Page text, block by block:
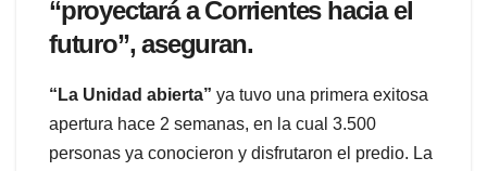
“proyectará a Corrientes hacia el
futuro”, aseguran.
“La Unidad abierta” ya tuvo una primera exitosa
apertura hace 2 semanas, en la cual 3.500
personas ya conocieron y disfrutaron el predio. La